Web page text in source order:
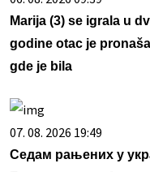
Marija (3) se igrala u
godine otac je
gde je bila
07. 08. 2026 19:49
Седам рањених у